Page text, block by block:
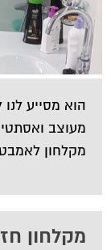
הוא מסייע
מעוצב
מקלחון
מקלחון